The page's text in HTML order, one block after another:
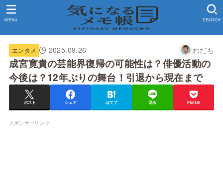
SEARCH
MENU
エンタメ 2025.09.26 わだち
成宮寛貴の芸能界復帰の可能性は？俳優活動の
今後は？12年ぶりの舞台！引退から現在まで
ポスト シェア はてブ 送る Pocket
スポンサーリンク